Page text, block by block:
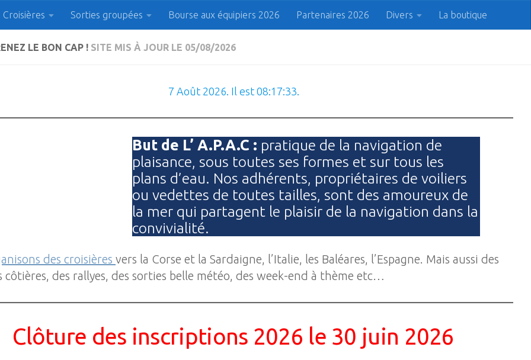
d'Agde et du Cap
Croisières Sorties groupées Bourse aux équipiers 2026 Partenaires 2026 Divers La boutique
LE BON CAP ! SITE MIS À JOUR LE 05/08/2026
7 Août 2026. Il est 08:17:34.
But de L’ A.P.A.C : pratique de la navigation de
plaisance, sous toutes ses formes et sur tous les
plans d’eau. Nos adhérents, propriétaires de voiliers
ou vedettes de toutes tailles, sont des amoureux de
la mer qui partagent le plaisir de la navigation dans la
convivialité.
des croisières vers la Corse et la Sardaigne, l’Italie, les Baléares, l’Espagne. Mais aussi des
côtières, des rallyes, des sorties belle météo, des week-end à thème etc…
Clôture des inscriptions 2026 le 30 juin 2026